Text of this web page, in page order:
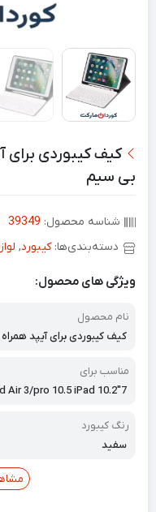
کیف کیبوردی برای
بی سیم
شناسه محصول: 39349
دسته‌بندی‌ها:کیبورد,
ویژگی های محصول:
نام محصول
کیف کیبوردی برای آیپد همراه
مناسب برای
Air 3/pro 10.5 iPad 10.2"7
en (2020) iPad 10.2"9th gen
رنگ کیبورد
سفید